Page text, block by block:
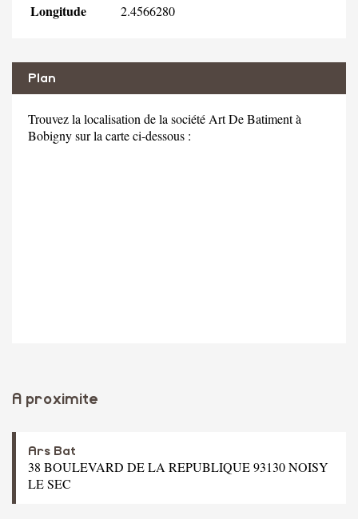
Longitude 2.4566280
Plan
Trouvez la localisation de la société Art De Batiment à
Bobigny sur la carte ci-dessous :
A proximite
Ars Bat
38 BOULEVARD DE LA REPUBLIQUE 93130 NOISY
LE SEC